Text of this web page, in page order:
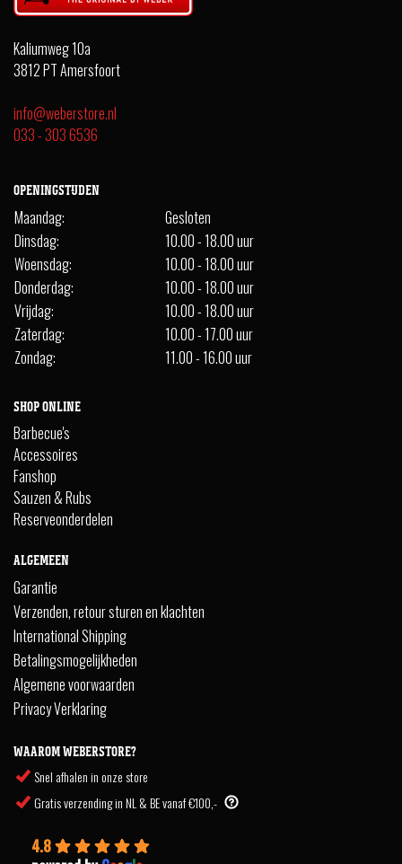
Kaliumweg 10a
3812 PT Amersfoort
info@weberstore.nl
033 - 303 6536
OPENINGSTIJDEN
Maandag:
Gesloten
Dinsdag:
10.00 - 18.00 uur
Woensdag:
10.00 - 18.00 uur
Donderdag:
10.00 - 18.00 uur
Vrijdag:
10.00 - 18.00 uur
Zaterdag:
10.00 - 17.00 uur
Zondag:
11.00 - 16.00 uur
SHOP ONLINE
Barbecue's
Accessoires
Fanshop
Sauzen & Rubs
Reserveonderdelen
ALGEMEEN
Garantie
Verzenden, retour sturen en klachten
International Shipping
Betalingsmogelijkheden
Algemene voorwaarden
Privacy Verklaring
WAAROM WEBERSTORE?
Snel afhalen in onze store
Gratis verzending in NL & BE vanaf €100,-
4.8